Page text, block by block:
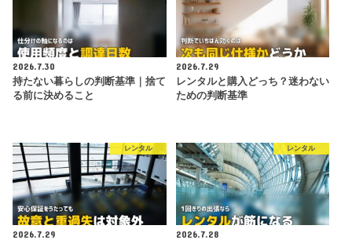
2026.7.30
持たない暮らしの判断基準｜捨て
る前に決めること
2026.7.29
レンタルと購入どっち？迷わない
ための判断基準
レンタル
2026.7.29
レンタル
2026.7.28